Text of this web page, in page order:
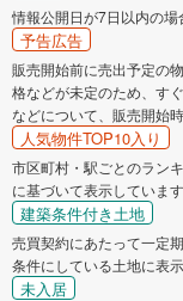
情報公開日が7日以内の場
予告広告
販売開始前に売出予定の
格などが未定のため、す
などについて、販売開始
人気物件TOP10入り
市区町村・駅ごとのラン
に基づいて表示しています
建築条件付き土地
売買契約にあたって一定
条件にしている土地に表示
未入居